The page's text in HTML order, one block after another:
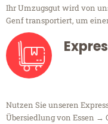
Ihr Umzugsgut wird von
Genf transportiert, um
Nutzen Sie unseren
Übersiedlung von Essen →